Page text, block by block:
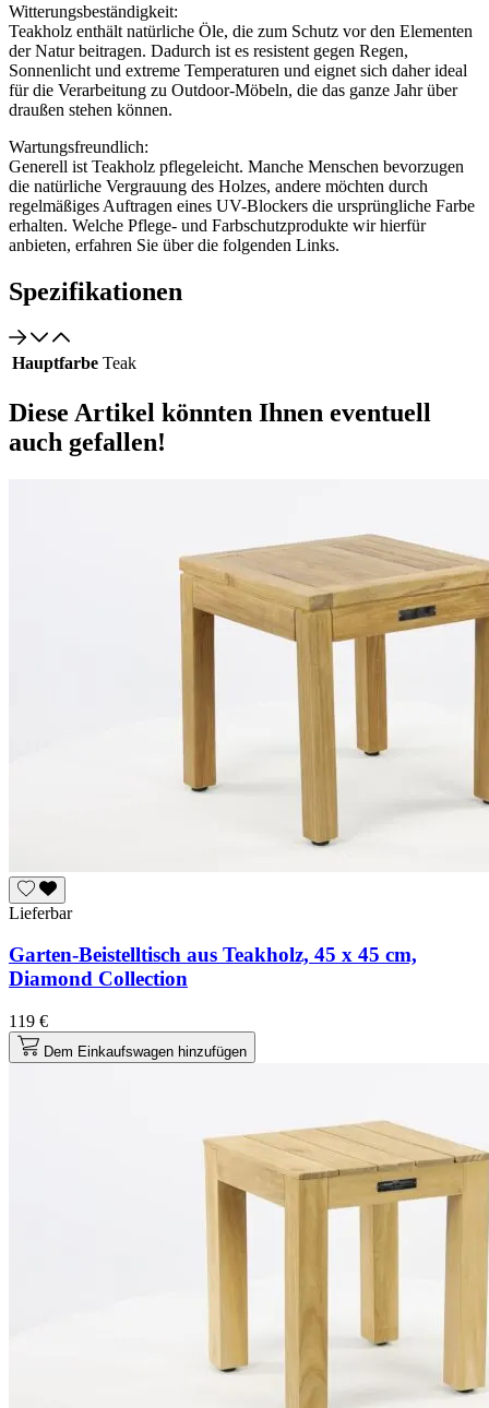
Witterungsbeständigkeit:
Teakholz enthält natürliche Öle, die zum Schutz vor den Elementen
der Natur beitragen. Dadurch ist es resistent gegen Regen,
Sonnenlicht und extreme Temperaturen und eignet sich daher ideal
für die Verarbeitung zu Outdoor-Möbeln, die das ganze Jahr über
draußen stehen können.
Wartungsfreundlich:
Generell ist Teakholz pflegeleicht. Manche Menschen bevorzugen
die natürliche Vergrauung des Holzes, andere möchten durch
regelmäßiges Auftragen eines UV-Blockers die ursprüngliche Farbe
erhalten. Welche Pflege- und Farbschutzprodukte wir hierfür
anbieten, erfahren Sie über die folgenden Links.
Spezifikationen
Hauptfarbe Teak
Diese Artikel könnten Ihnen eventuell
auch gefallen!
Lieferbar
Garten-Beistelltisch aus Teakholz, 45 x 45 cm,
Diamond Collection
119 €
Dem Einkaufswagen hinzufügen